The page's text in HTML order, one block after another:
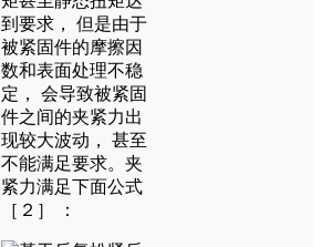
到要求， 但是由于
被紧固件的摩擦因
数和表面处理不稳
定， 会导致被紧固
件之间的夹紧力出
现较大波动， 甚至
不能满足要求。夹
紧力满足下面公式
［２］ ：